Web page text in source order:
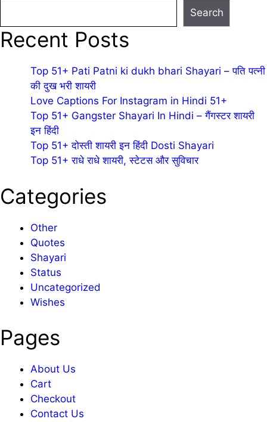
Search
Recent Posts
Top 51+ Pati Patni ki dukh bhari Shayari – पति पत्नी
की दुख भरी शायरी
Love Captions For Instagram in Hindi 51+
Top 51+ Gangster Shayari In Hindi – गैंगस्टर शायरी
इन हिंदी
Top 51+ दोस्ती शायरी इन हिंदी Dosti Shayari
Top 51+ राधे राधे शायरी, स्टेटस और सुविचार
Categories
Other
Quotes
Shayari
Status
Uncategorized
Wishes
Pages
About Us
Cart
Checkout
Contact Us